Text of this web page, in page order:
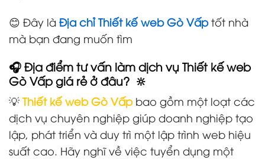
😊 Đây là Địa chỉ Thiết kế web Gò Vấptốt nhà
mà bạn đang muốn tìm
🎧 Địa điểm tư vấn làm dịch vụ Thiết kế web
Gò Vấp giá rẻ ở đâu? 🔆
💡 Thiết kế web Gò Vấpbao gồm một loạt các
dịch vụ chuyên nghiệp giúp doanh nghiệp tạo
lập, phát triển và duy trì một lập trình web hiệu
suất cao. Hãy nghĩ về việc tuyển dụng một